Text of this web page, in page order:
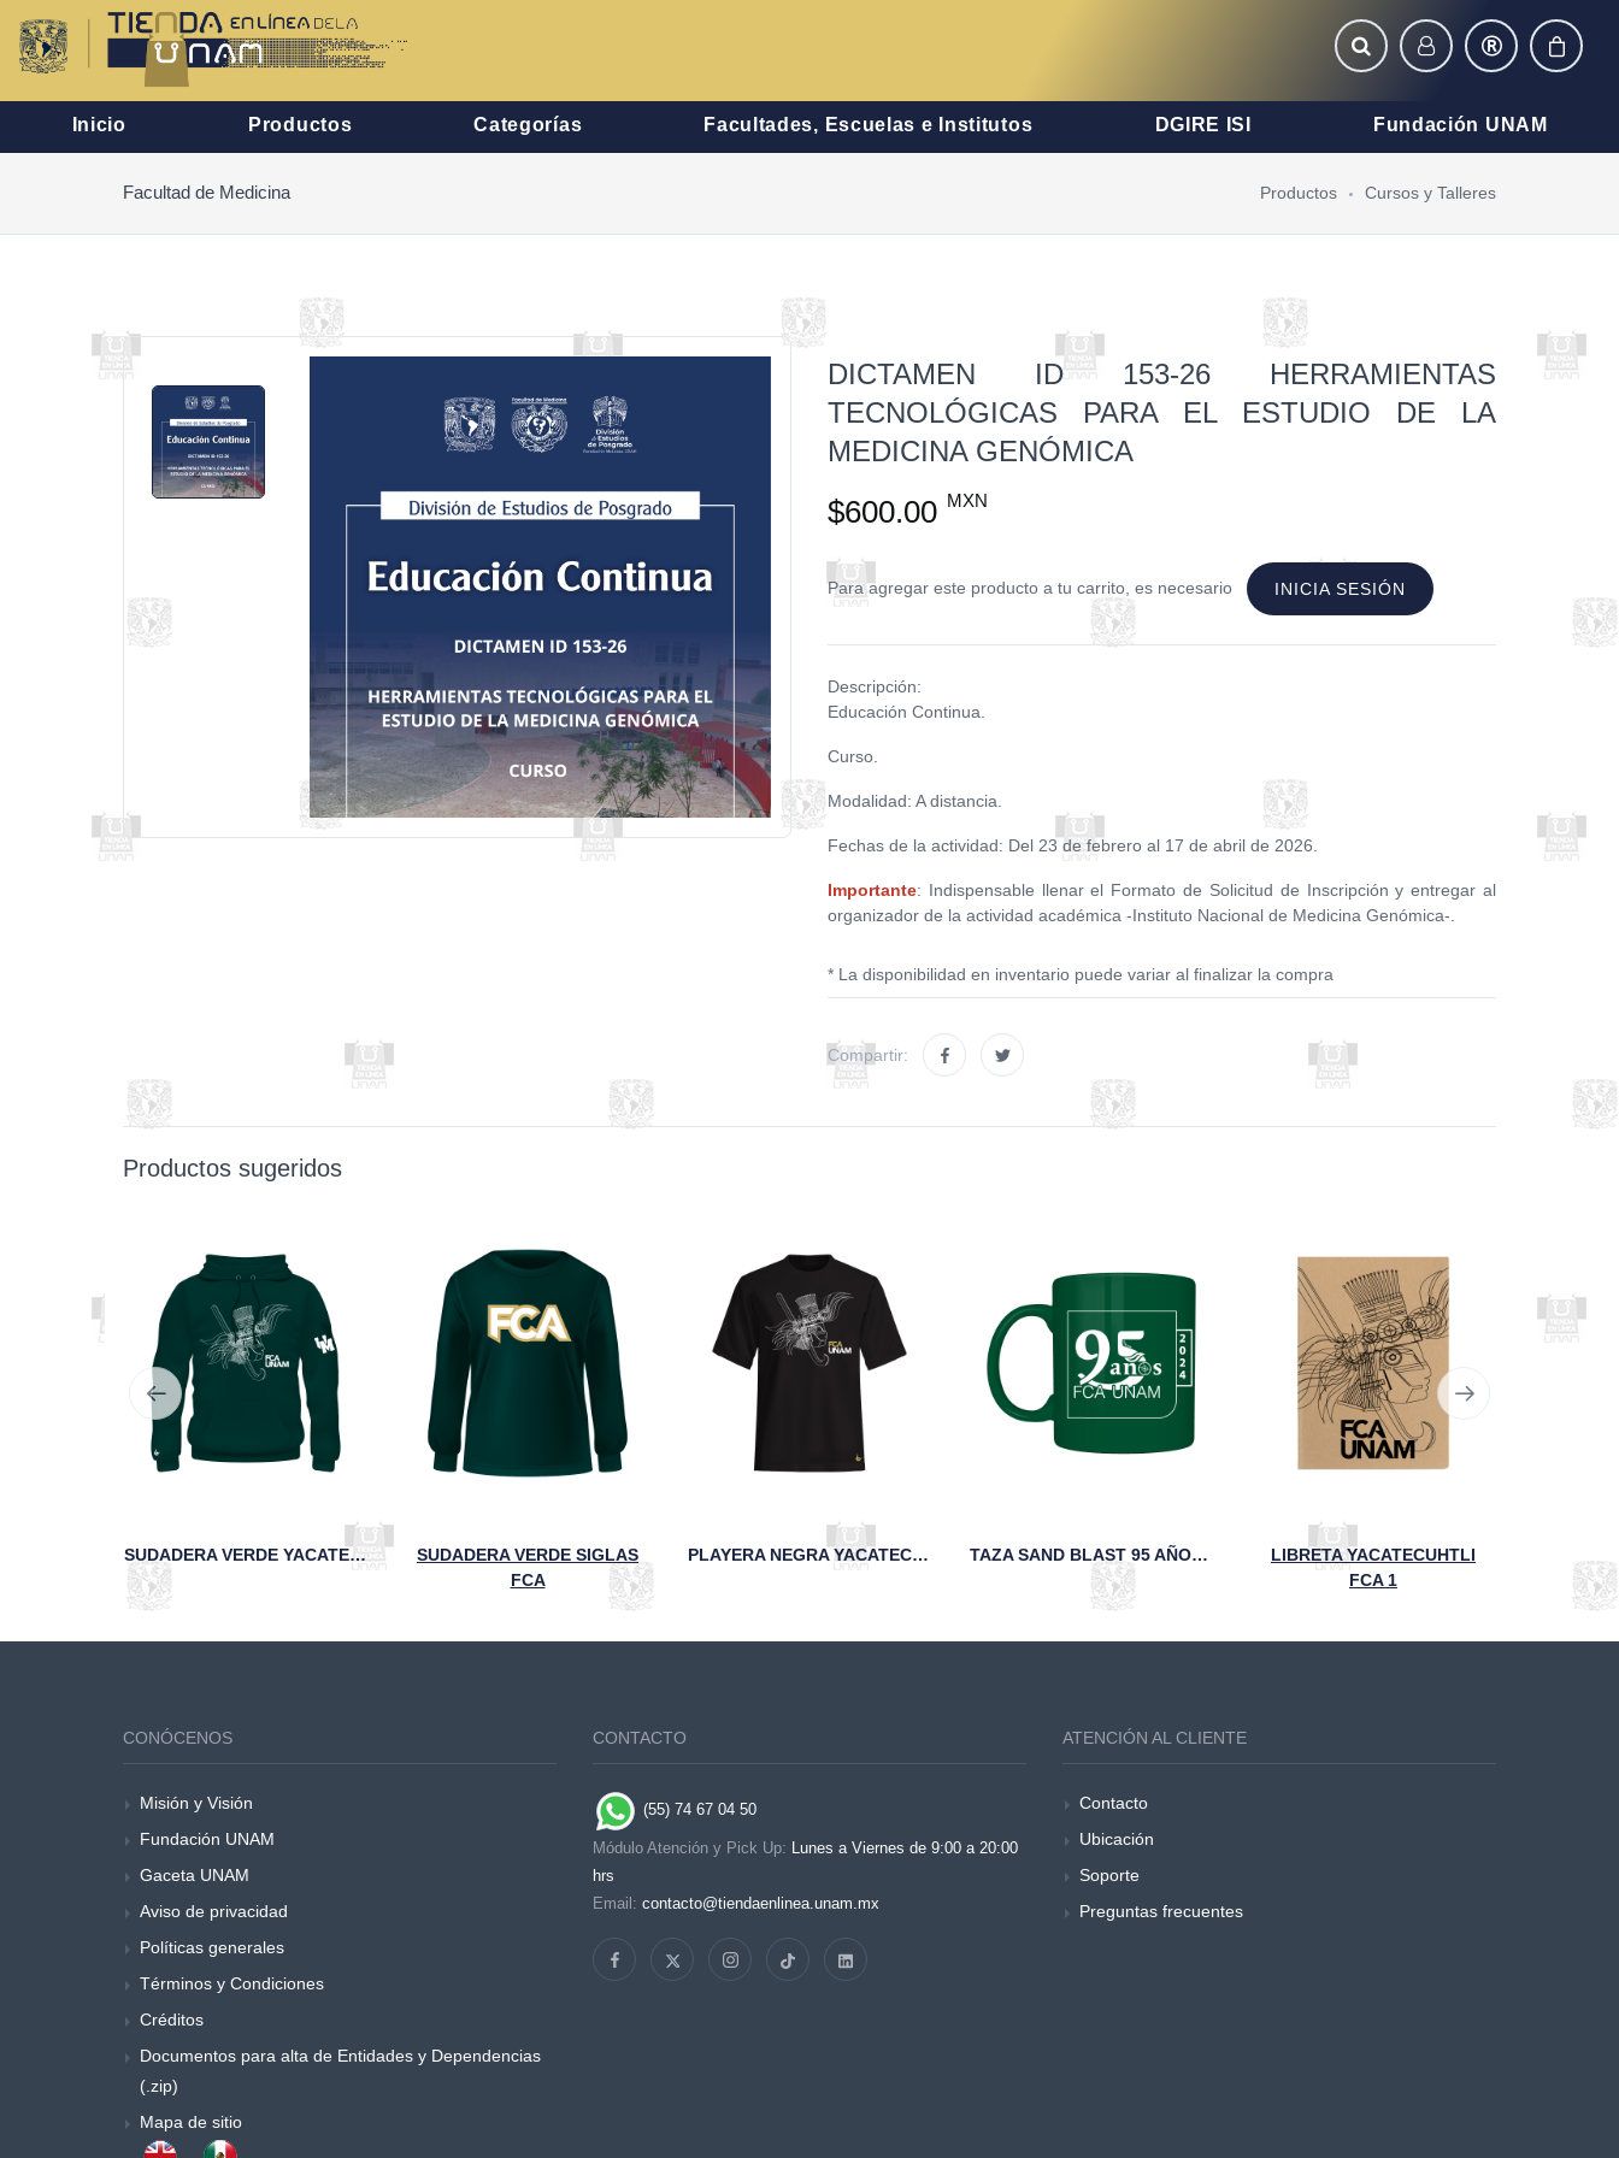
Inicio Productos Categorías Facultades, Escuelas e Institutos DGIRE ISI Fundación UNAM
Facultad de Medicina Productos Cursos y Talleres
DICTAMEN ID 153-26 HERRAMIENTAS
TECNOLÓGICAS PARA EL ESTUDIO DE LA
MEDICINA GENÓMICA
$600.00 MXN
Para agregar este producto a tu carrito, es necesario INICIA SESIÓN
Descripción:
Educación Continua.
Curso.
Modalidad: A distancia.
Fechas de la actividad: Del 23 de febrero al 17 de abril de 2026.
Importante: Indispensable llenar el Formato de Solicitud de Inscripción y entregar al
organizador de la actividad académica -Instituto Nacional de Medicina Genómica-.
* La disponibilidad en inventario puede variar al finalizar la compra
Compartir:
Productos sugeridos
SUDADERA VERDE YACATECUHTLI FCA UNAM
SUDADERA VERDE SIGLAS
FCA
PLAYERA NEGRA YACATECUHTLI FCA UNAM TAZA SAND BLAST 95 AÑOS FCA UNAM VERDE
LIBRETA YACATECUHTLI
FCA 1
CONÓCENOS
Misión y Visión
Fundación UNAM
Gaceta UNAM
Aviso de privacidad
Políticas generales
Términos y Condiciones
Créditos
Documentos para alta de Entidades y Dependencias
(.zip)
Mapa de sitio
CONTACTO
(55) 74 67 04 50
Módulo Atención y Pick Up: Lunes a Viernes de 9:00 a 20:00
hrs
Email: contacto@tiendaenlinea.unam.mx
ATENCIÓN AL CLIENTE
Contacto
Ubicación
Soporte
Preguntas frecuentes